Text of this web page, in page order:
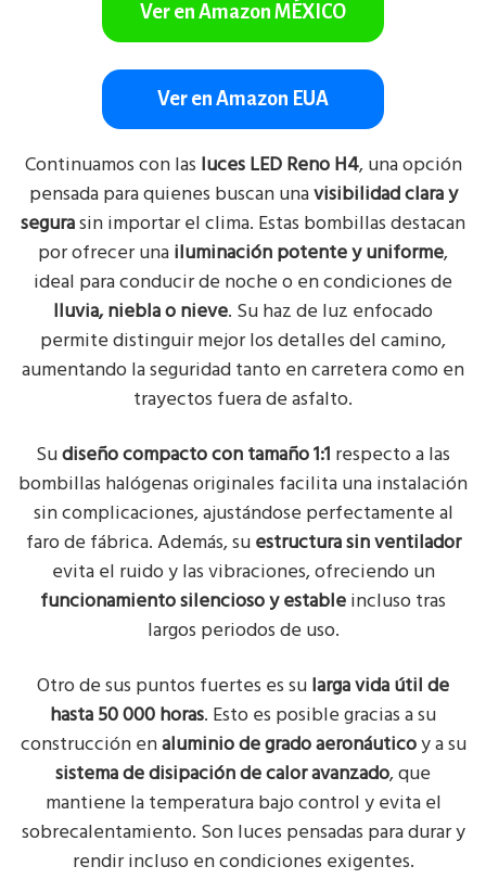
Ver en Amazon MÉXICO
Ver en Amazon EUA
Continuamos con las luces LED Reno H4, una opción
pensada para quienes buscan unavisibilidad clara y
segurasin importar el clima. Estas bombillas destacan
por ofrecer unailuminación potente y uniforme,
ideal para conducir de noche o en condiciones de
lluvia, niebla o nieve. Su haz de luz enfocado
permite distinguir mejor los detalles del camino,
aumentando la seguridad tanto en carretera como en
trayectos fuera de asfalto.
Sudiseño compacto con tamaño 1:1 respecto a las
bombillas halógenas originales facilita una instalación
sin complicaciones, ajustándose perfectamente al
faro de fábrica. Además, suestructura sin ventilador
evita el ruido y las vibraciones, ofreciendo un
funcionamiento silencioso y estableincluso tras
largos periodos de uso.
Otro de sus puntos fuertes es sularga vida útil de
hasta 50 000 horas. Esto es posible gracias a su
construcción enaluminio de grado aeronáuticoy a su
sistema de disipación de calor avanzado, que
mantiene la temperatura bajo control y evita el
sobrecalentamiento. Son luces pensadas para durar y
rendir incluso en condiciones exigentes.